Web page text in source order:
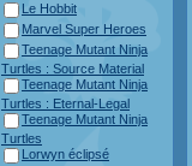
Le Hobbit
Marvel Super Heroes
Teenage Mutant Ninja
Turtles : Source Material
Teenage Mutant Ninja
Turtles : Eternal-Legal
Teenage Mutant Ninja
Turtles
Lorwyn éclipsé